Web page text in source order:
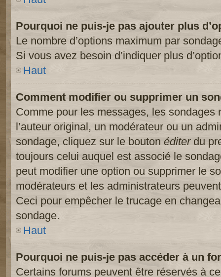
Pourquoi ne puis-je pas ajouter plus
Le nombre d’options maximum par
Si vous avez besoin d’indiquer plus
Haut
Comment modifier ou supprimer un
Comme pour les messages, les sondages
l’auteur original, un modérateur ou un
sondage, cliquez sur le bouton éditerdu
toujours celui auquel est associé le
peut modifier une option ou supprimer le
modérateurs et les administrateurs
Ceci pour empêcher le trucage en
sondage.
Haut
Pourquoi ne puis-je pas accéder à un
Certains forums peuvent être réservés à